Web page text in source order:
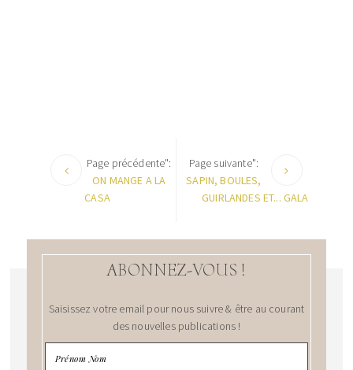
Page précédente":
ON MANGE A LA
CASA
Page suivante":
SAPIN, BOULES,
GUIRLANDES ET... GALA
ABONNEZ-VOUS !
Saisissez votre email pour nous suivre & être au courant
des nouvelles publications !